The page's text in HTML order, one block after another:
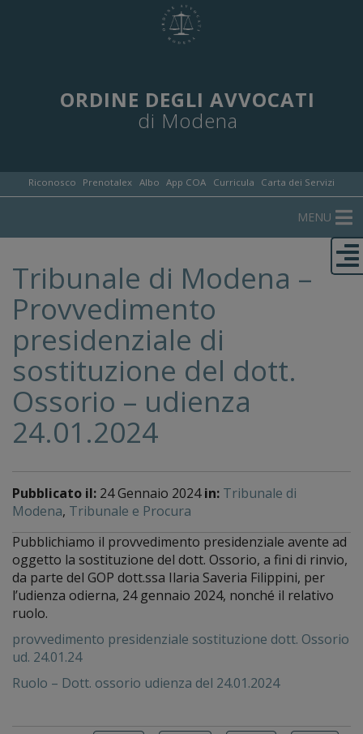
ORDINE DEGLI AVVOCATI
di Modena
Riconosco Prenotalex Albo App COA Curricula Carta dei Servizi
MENU
Tribunale di Modena –
Provvedimento
presidenziale di
sostituzione del dott.
Ossorio – udienza
24.01.2024
Pubblicato il: 24 Gennaio 2024in: Tribunale di
Modena, Tribunale e Procura
Pubblichiamo il provvedimento presidenziale avente ad
oggetto la sostituzione del dott. Ossorio, a fini di rinvio,
da parte del GOP dott.ssa Ilaria Saveria Filippini, per
l’udienza odierna, 24 gennaio 2024, nonché il relativo
ruolo.
provvedimento presidenziale sostituzione dott. Ossorio
ud. 24.01.24
Ruolo – Dott. ossorio udienza del 24.01.2024